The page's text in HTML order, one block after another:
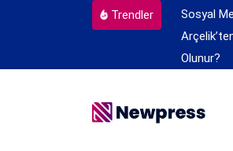
Trendler
Sosyal
Olunur?